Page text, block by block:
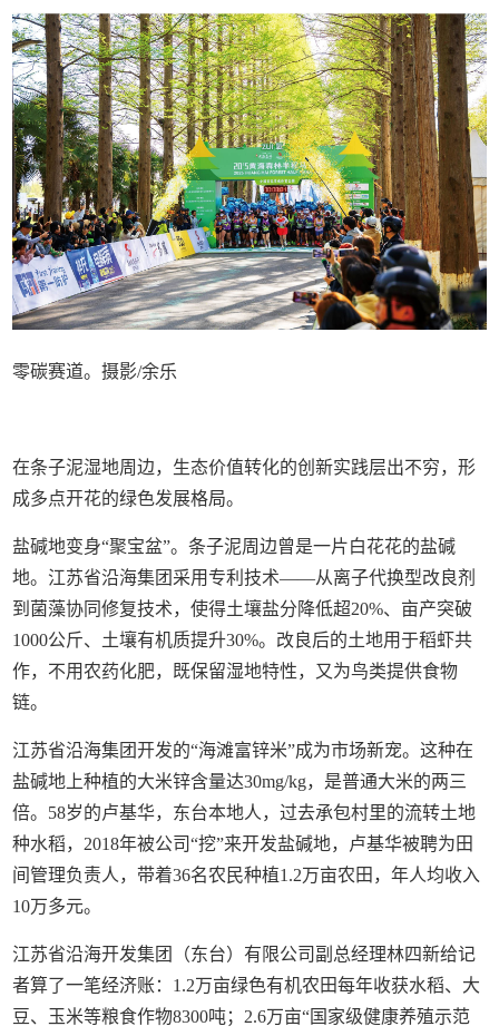
零碳赛道。摄影/余乐
在条子泥湿地周边，生态价值转化的创新实践层出不穷，形
成多点开花的绿色发展格局。
盐碱地变身“聚宝盆”。条子泥周边曾是一片白花花的盐碱
地。江苏省沿海集团采用专利技术——从离子代换型改良剂
到菌藻协同修复技术，使得土壤盐分降低超20%、亩产突破
1000公斤、土壤有机质提升30%。改良后的土地用于稻虾共
作，不用农药化肥，既保留湿地特性，又为鸟类提供食物
链。
江苏省沿海集团开发的“海滩富锌米”成为市场新宠。这种在
盐碱地上种植的大米锌含量达30mg/kg，是普通大米的两三
倍。58岁的卢基华，东台本地人，过去承包村里的流转土地
种水稻，2018年被公司“挖”来开发盐碱地，卢基华被聘为田
间管理负责人，带着36名农民种植1.2万亩农田，年人均收入
10万多元。
江苏省沿海开发集团（东台）有限公司副总经理林四新给记
者算了一笔经济账：1.2万亩绿色有机农田每年收获水稻、大
豆、玉米等粮食作物8300吨；2.6万亩“国家级健康养殖示范